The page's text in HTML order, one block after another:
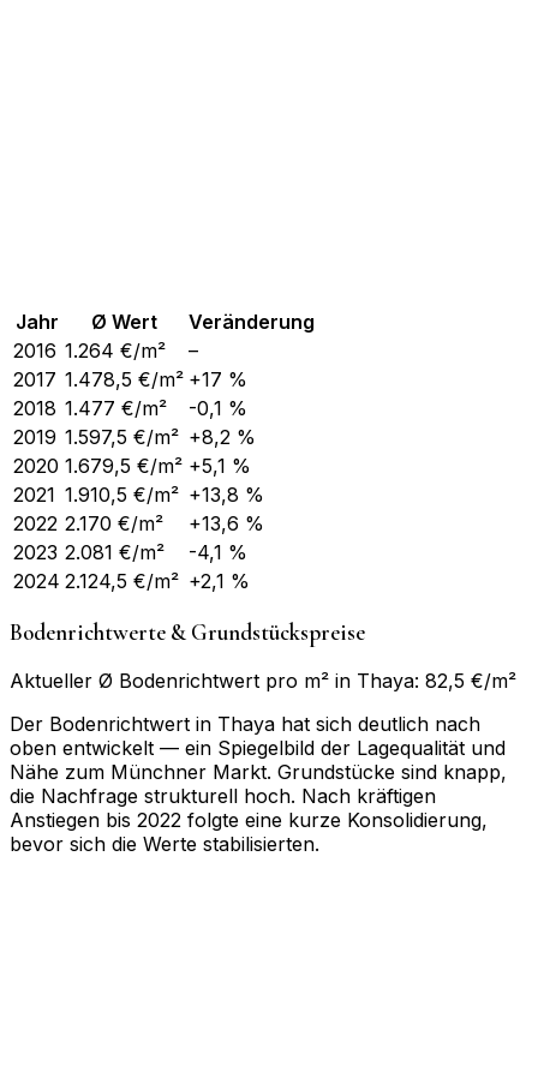
Jahr Ø Wert
Veränderung
2016 1.264 €/m²
–
2017 1.478,5 €/m² +17 %
2018 1.477 €/m²
-0,1 %
2019 1.597,5 €/m² +8,2 %
2020 1.679,5 €/m² +5,1 %
2021 1.910,5 €/m² +13,8 %
2022 2.170 €/m²
+13,6 %
2023 2.081 €/m²
-4,1 %
2024 2.124,5 €/m² +2,1 %
Bodenrichtwerte & Grundstückspreise
Aktueller Ø Bodenrichtwert pro m² in Thaya: 82,5 €/m²
Der Bodenrichtwert in Thaya hat sich deutlich nach
oben entwickelt — ein Spiegelbild der Lagequalität und
Nähe zum Münchner Markt. Grundstücke sind knapp,
die Nachfrage strukturell hoch. Nach kräftigen
Anstiegen bis 2022 folgte eine kurze Konsolidierung,
bevor sich die Werte stabilisierten.